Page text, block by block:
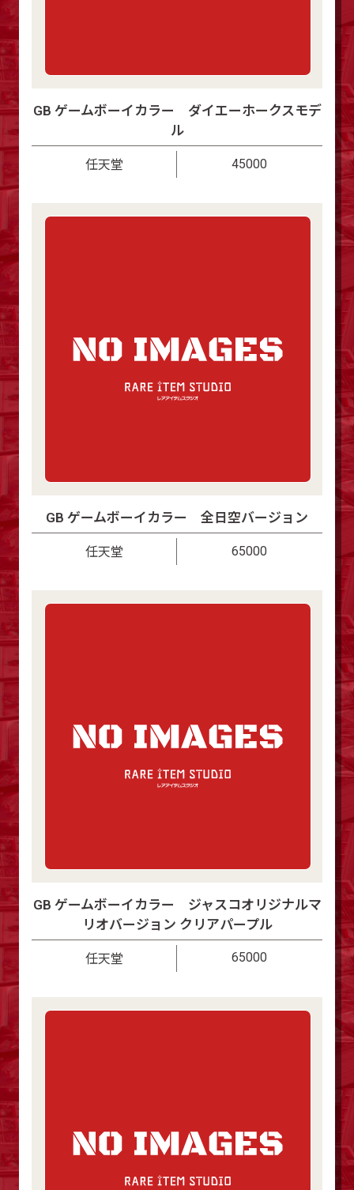
GB ゲームボーイカラー ダイエーホークスモデ
ル
任天堂 45000
GB ゲームボーイカラー 全日空バージョン
任天堂 65000
GB ゲームボーイカラー ジャスコオリジナルマ
リオバージョン クリアパープル
任天堂 65000